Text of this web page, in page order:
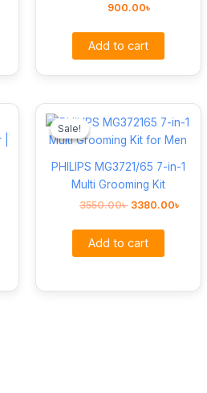
900.00৳
Add to cart
Sale!
Sale!
PHILIPS MG3721/65 7-in-1
Multi Grooming Kit
3550.00৳
price
was:
3550.00৳ .
3380.00৳
price
is:
Add to cart